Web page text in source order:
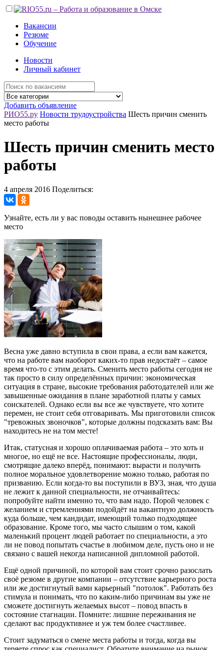
Вакансии
Резюме
Обучение
Новости
Личный кабинет
Добавить объявление
РИО55.ру Новости трудоустройства Шесть причин сменить
место работы
Шесть причин сменить место
работы
4 апреля 2016 Поделиться:
Узнайте, есть ли у вас поводы оставить нынешнее рабочее
место
Весна уже давно вступила в свои права, а если вам кажется,
что на работе вам наоборот каких-то прав недостаёт – самое
время что-то с этим делать. Сменить место работы сегодня не
так просто в силу определённых причин: экономическая
ситуация в стране, высокие требования работодателей или же
завышенные ожидания в плане заработной платы у самых
соискателей. Однако если вы все же чувствуете, что хотите
перемен, не стоит себя отговаривать. Мы приготовили список
"тревожных звоночков", которые должны подсказать вам: Вы
находитесь не на том месте!
Итак, статусная и хорошо оплачиваемая работа – это хоть и
многое, но ещё не все. Настоящие профессионалы, люди,
смотрящие далеко вперёд, понимают: вырасти и получить
полное моральное удовлетворение можно только, работая по
призванию. Если когда-то вы поступили в ВУЗ, зная, что душа
не лежит к данной специальности, не отчаивайтесь:
попробуйте найти именно то, что вам надо. Порой человек с
желанием и стремлениями подойдёт на вакантную должность
куда больше, чем кандидат, имеющий только подходящее
образование. Кроме того, мы часто слышим о том, какой
маленький процент людей работает по специальности, а это
ли не повод попытать счастье в любимом деле, пусть оно и не
связано с вашей некогда написанной дипломной работой.
Ещё одной причиной, по которой вам стоит срочно разослать
своё резюме в другие компании – отсутствие карьерного роста
или же достигнутый вами карьерный "потолок". Работать без
стимула и понимать, что по каким-либо причинам вы уже не
сможете достигнуть желаемых высот – повод впасть в
состояние стагнации. Помните: лишние переживания не
сделают вас продуктивнее и уж тем более счастливее.
Стоит задуматься о смене места работы и тогда, когда вы